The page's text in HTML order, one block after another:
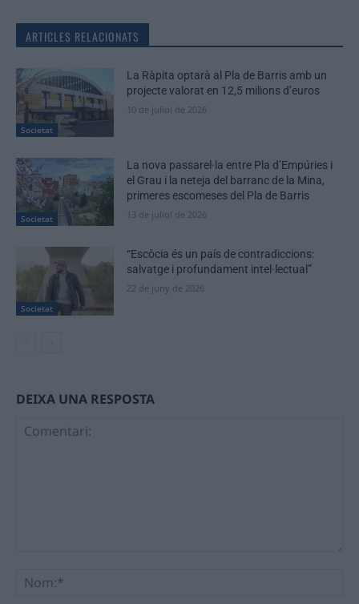
ARTICLES RELACIONATS
Societat
La Ràpita optarà al Pla de Barris amb un
projecte valorat en 12,5 milions d’euros
10 de juliol de 2026
Societat
La nova passarel·la entre Pla d’Empúries i
el Grau i la neteja del barranc de la Mina,
primeres escomeses del Pla de Barris
13 de juliol de 2026
Societat
“Escòcia és un país de contradiccions:
salvatge i profundament intel·lectual”
22 de juny de 2026
DEIXA UNA RESPOSTA